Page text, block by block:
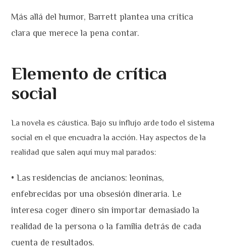
Más allá del humor, Barrett plantea una crítica
clara que merece la pena contar.
Elemento de crítica
social
La novela es cáustica. Bajo su influjo arde todo el sistema
social en el que encuadra la acción. Hay aspectos de la
realidad que salen aquí muy mal parados:
• Las residencias de ancianos: leoninas,
enfebrecidas por una obsesión dineraria. Le
interesa coger dinero sin importar demasiado la
realidad de la persona o la familia detrás de cada
cuenta de resultados.